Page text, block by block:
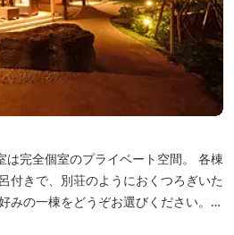
は完全個室のプライベート空間。 各棟
付きで、別荘のようにおくつろぎいた
みの一棟をどうぞお選びください。
にしていること それは、小さな宿な